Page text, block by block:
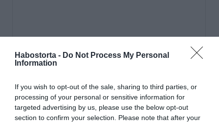
Habostorta - Do Not Process My Personal
Information
If you wish to opt-out of the sale, sharing to third parties, or
processing of your personal or sensitive information for
targeted advertising by us, please use the below opt-out
section to confirm your selection. Please note that after your